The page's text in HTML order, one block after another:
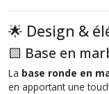
🌟 Design &
🟨 Base en
La base ronde en
en apportant une